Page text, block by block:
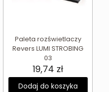
Paleta rozświetlaczy
Revers LUMI STROBING
03
19,74 zł
Dodaj do koszyka